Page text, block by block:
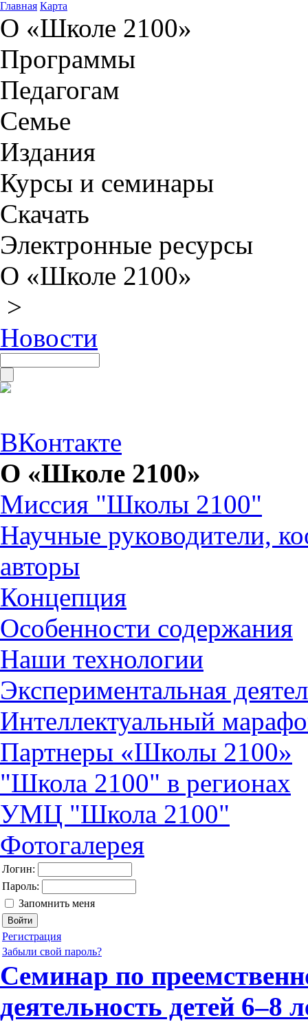
Главная Карта
О «Школе 2100»
Программы
Педагогам
Семье
Издания
Курсы и семинары
Скачать
Электронные ресурсы
О «Школе 2100»
>
Новости
ВКонтакте
О «Школе 2100»
Миссия "Школы 2100"
Научные руководители,
авторы
Концепция
Особенности содержания
Наши технологии
Экспериментальная
Интеллектуальный
Партнеры «Школы 2100»
"Школа 2100" в регионах
УМЦ "Школа 2100"
Фотогалерея
Логин:
Пароль:
Запомнить меня
Регистрация
Забыли свой пароль?
Семинар по
деятельность детей 6–8